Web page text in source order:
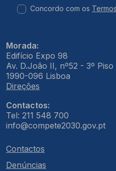
Concordo com os
Morada:
Edifício Expo 98
Av. D.João II, nº52 - 3º Piso
1990-096 Lisboa
Direções
Contactos:
Tel: 211 548 700
info@compete2030.gov.pt
Contactos
Denúncias